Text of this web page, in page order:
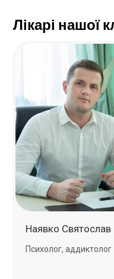
Лікарі нашої
Наявко Святослав
Психолог, аддиктолог